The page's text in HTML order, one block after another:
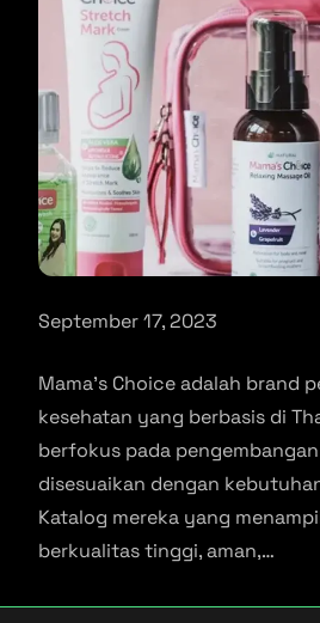
September 17, 2023
Mama’s Choice adalah brand
kesehatan yang berbasis di
berfokus pada
disesuaikan dengan
Katalog mereka yang
berkualitas tinggi, aman,…